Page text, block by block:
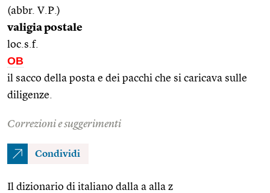
(abbr. V.P.)
valigia postale
loc.s.f.
OB
il sacco della posta e dei pacchi che si caricava sulle
diligenze.
Correzioni e suggerimenti
Condividi
Il dizionario di italiano dalla a alla z